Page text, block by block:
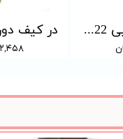
۲۴۲,۴۵۸
در کیف آهن ربایی 22 در 18 سانت (رنگبندی دارد)